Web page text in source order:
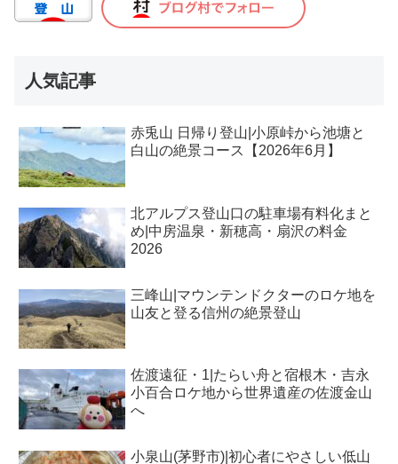
人気記事
赤兎山 日帰り登山|小原峠から池塘と
白山の絶景コース【2026年6月】
北アルプス登山口の駐車場有料化まと
め|中房温泉・新穂高・扇沢の料金
2026
三峰山|マウンテンドクターのロケ地を
山友と登る信州の絶景登山
佐渡遠征・1|たらい舟と宿根木・吉永
小百合ロケ地から世界遺産の佐渡金山
へ
小泉山(茅野市)|初心者にやさしい低山